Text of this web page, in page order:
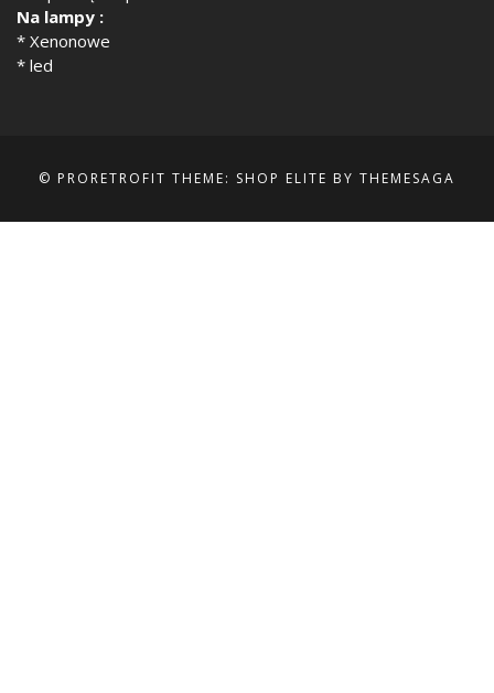
Na lampy :
* Xenonowe
* led
© PRORETROFIT THEME: SHOP ELITE BY THEMESAGA